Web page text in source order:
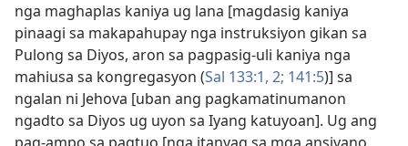
nga maghaplas kaniya ug lana [magdasig kaniya
pinaagi sa makapahupay nga instruksiyon gikan sa
Pulong sa Diyos, aron sa pagpasig-uli kaniya nga
mahiusa sa kongregasyon (Sal 133:​1, 2; 141:5)] sa
ngalan ni Jehova [uban ang pagkamatinumanon
ngadto sa Diyos ug uyon sa Iyang katuyoan]. Ug ang